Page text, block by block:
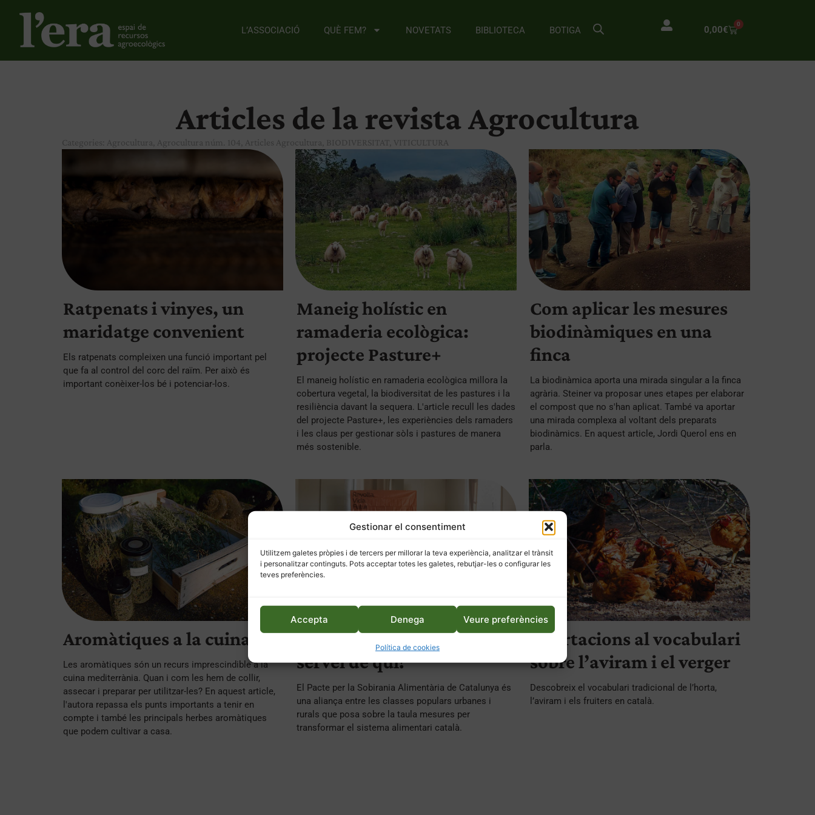
Gestionar el consentiment
Utilitzem galetes pròpies i de tercers per millorar la teva experiència, analitzar el trànsit
i personalitzar continguts. Pots acceptar totes les galetes, rebutjar-les o configurar les
teves preferències.
Accepta Denega Veure preferències
Política de cookies
L’ASSOCIACIÓ QUÈ FEM? NOVETATS BIBLIOTECA BOTIGA 0,00€
0
Articles de la revista Agrocultura
Ratpenats i vinyes, un
maridatge convenient
Els ratpenats compleixen una funció important pel
que fa al control del corc del raïm. Per això és
important conèixer-los bé i potenciar-los.
Maneig holístic en
ramaderia ecològica:
projecte Pasture+
El maneig holístic en ramaderia ecològica millora la
cobertura vegetal, la biodiversitat de les pastures i la
resiliència davant la sequera. L'article recull les dades
del projecte Pasture+, les experiències dels ramaders
i les claus per gestionar sòls i pastures de manera
més sostenible.
Com aplicar les mesures
biodinàmiques en una
finca
La biodinàmica aporta una mirada singular a la finca
agrària. Steiner va proposar unes etapes per elaborar
el compost que no s'han aplicat. També va aportar
una mirada complexa al voltant dels preparats
biodinàmics. En aquest article, Jordi Querol ens en
parla.
Aromàtiques a la cuina
Les aromàtiques són un recurs imprescindible a la
cuina mediterrània. Quan i com les hem de collir,
assecar i preparar per utilitzar-les? En aquest article,
l'autora repassa els punts importants a tenir en
compte i també les principals herbes aromàtiques
que podem cultivar a casa.
Un sistema alimentari al
servei de qui?
El Pacte per la Sobirania Alimentària de Catalunya és
una aliança entre les classes populars urbanes i
rurals que posa sobre la taula mesures per
transformar el sistema alimentari català.
Aportacions al vocabulari
sobre l’aviram i el verger
Descobreix el vocabulari tradicional de l’horta,
l’aviram i els fruiters en català.